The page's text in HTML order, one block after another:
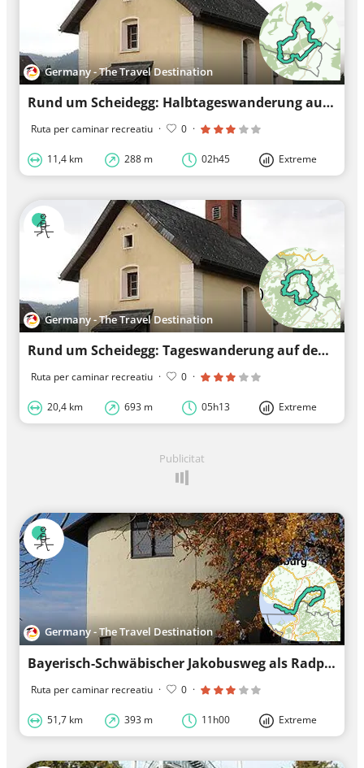
Germany - The Travel Destination
Rund um Scheidegg: Halbtageswanderung auf der Spuren der Eiszeit - Westallgäuer Wasserweg 4
Ruta per caminar recreatiu · 0 ·
11,4 km 288 m 02h45 Extreme
Germany - The Travel Destination
Rund um Scheidegg: Tageswanderung auf den Spuren der Eiszeit - Westallgäuer Wasserweg 3
Ruta per caminar recreatiu · 0 ·
20,4 km 693 m 05h13 Extreme
Publicitat
Germany - The Travel Destination
Bayerisch-Schwäbischer Jakobusweg als Radpilgerweg Scheidegg - Lindau
Ruta per caminar recreatiu · 0 ·
51,7 km 393 m 11h00 Extreme